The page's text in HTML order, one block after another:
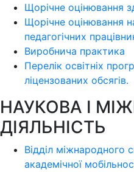
Щорічне оцінювання
Щорічне оцінювання
педагогічних
Виробнича практика
Перелік освітніх
ліцензoваних oбсягів.
НАУКОВА І
ДІЯЛЬНІСТЬ
Відділ міжнародного
академічної